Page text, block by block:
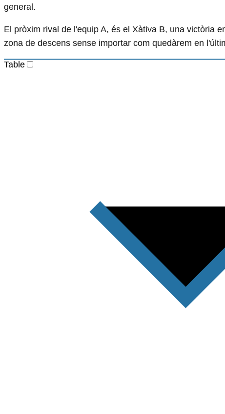
general.
El pròxim rival de l'equip A, és el Xàtiva B, una victòria
zona de descens sense importar com quedàrem en
Table